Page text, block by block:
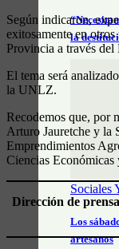
la
Sociales
Los
artesanos
Según indicaron,
exitosamente en
Provincia a través del
El tema será
la UNLZ.
Recodemos que, por
Arturo Jauretche y la
Emprendimientos
Ciencias Económicas
Dirección de prensa